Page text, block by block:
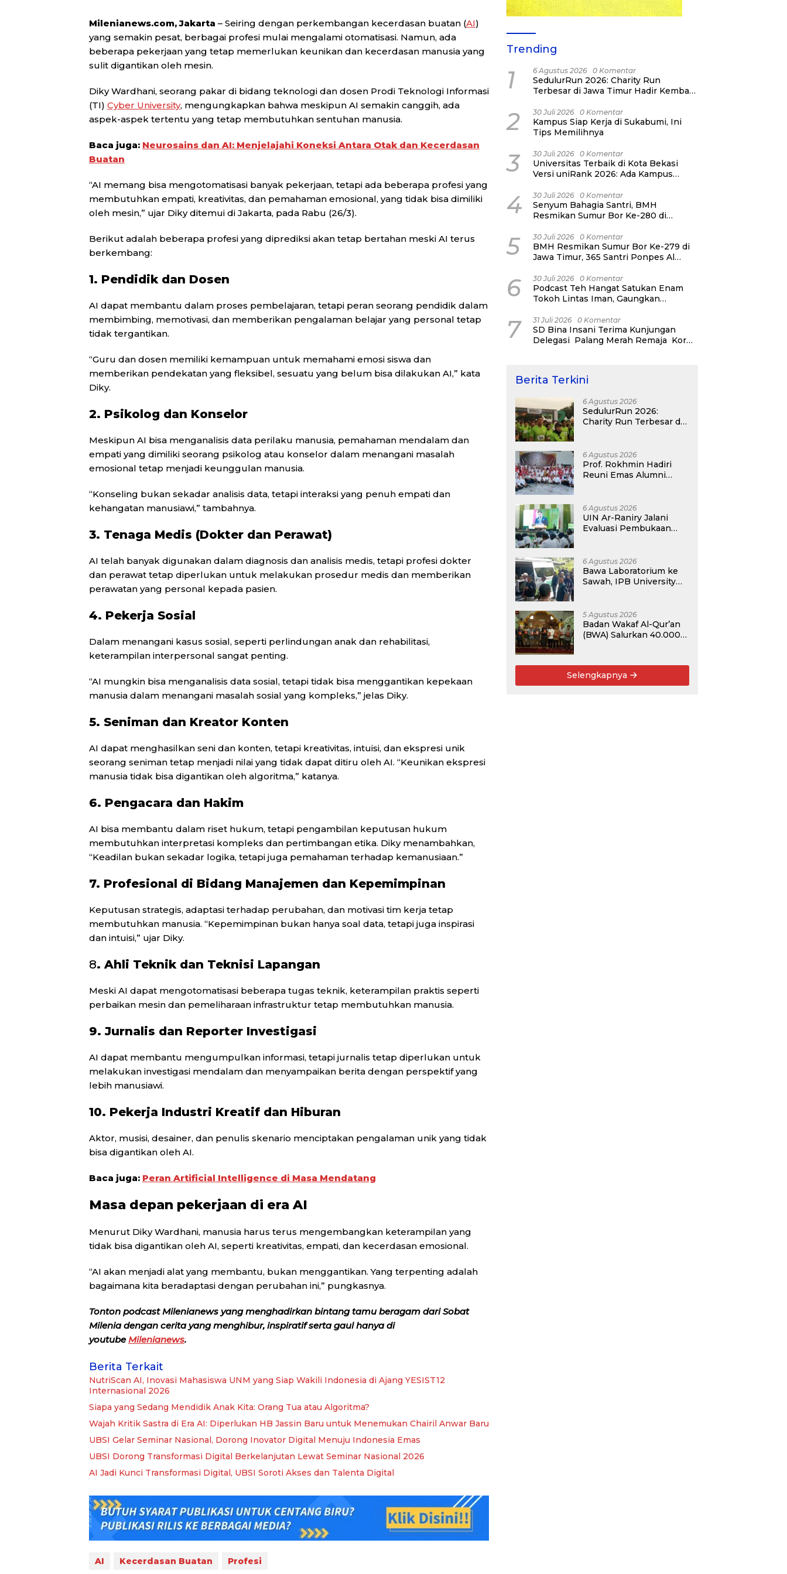
Milenianews.com, Jakarta – Seiring dengan perkembangan kecerdasan buatan (AI)
yang semakin pesat, berbagai profesi mulai mengalami otomatisasi. Namun, ada
beberapa pekerjaan yang tetap memerlukan keunikan dan kecerdasan manusia yang
sulit digantikan oleh mesin.
Diky Wardhani, seorang pakar di bidang teknologi dan dosen Prodi Teknologi Informasi
(TI) Cyber University, mengungkapkan bahwa meskipun AI semakin canggih, ada
aspek-aspek tertentu yang tetap membutuhkan sentuhan manusia.
Baca juga: Neurosains dan AI: Menjelajahi Koneksi Antara Otak dan Kecerdasan
Buatan
“AI memang bisa mengotomatisasi banyak pekerjaan, tetapi ada beberapa profesi yang
membutuhkan empati, kreativitas, dan pemahaman emosional, yang tidak bisa dimiliki
oleh mesin,” ujar Diky ditemui di Jakarta, pada Rabu (26/3).
Berikut adalah beberapa profesi yang diprediksi akan tetap bertahan meski AI terus
berkembang:
1. Pendidik dan Dosen
AI dapat membantu dalam proses pembelajaran, tetapi peran seorang pendidik dalam
membimbing, memotivasi, dan memberikan pengalaman belajar yang personal tetap
tidak tergantikan.
“Guru dan dosen memiliki kemampuan untuk memahami emosi siswa dan
memberikan pendekatan yang fleksibel, sesuatu yang belum bisa dilakukan AI,” kata
Diky.
2. Psikolog dan Konselor
Meskipun AI bisa menganalisis data perilaku manusia, pemahaman mendalam dan
empati yang dimiliki seorang psikolog atau konselor dalam menangani masalah
emosional tetap menjadi keunggulan manusia.
“Konseling bukan sekadar analisis data, tetapi interaksi yang penuh empati dan
kehangatan manusiawi,” tambahnya.
3. Tenaga Medis (Dokter dan Perawat)
AI telah banyak digunakan dalam diagnosis dan analisis medis, tetapi profesi dokter
dan perawat tetap diperlukan untuk melakukan prosedur medis dan memberikan
perawatan yang personal kepada pasien.
4. Pekerja Sosial
Dalam menangani kasus sosial, seperti perlindungan anak dan rehabilitasi,
keterampilan interpersonal sangat penting.
“AI mungkin bisa menganalisis data sosial, tetapi tidak bisa menggantikan kepekaan
manusia dalam menangani masalah sosial yang kompleks,” jelas Diky.
5. Seniman dan Kreator Konten
AI dapat menghasilkan seni dan konten, tetapi kreativitas, intuisi, dan ekspresi unik
seorang seniman tetap menjadi nilai yang tidak dapat ditiru oleh AI. “Keunikan ekspresi
manusia tidak bisa digantikan oleh algoritma,” katanya.
6. Pengacara dan Hakim
AI bisa membantu dalam riset hukum, tetapi pengambilan keputusan hukum
membutuhkan interpretasi kompleks dan pertimbangan etika. Diky menambahkan,
“Keadilan bukan sekadar logika, tetapi juga pemahaman terhadap kemanusiaan.”
7. Profesional di Bidang Manajemen dan Kepemimpinan
Keputusan strategis, adaptasi terhadap perubahan, dan motivasi tim kerja tetap
membutuhkan manusia. “Kepemimpinan bukan hanya soal data, tetapi juga inspirasi
dan intuisi,” ujar Diky.
8. Ahli Teknik dan Teknisi Lapangan
Meski AI dapat mengotomatisasi beberapa tugas teknik, keterampilan praktis seperti
perbaikan mesin dan pemeliharaan infrastruktur tetap membutuhkan manusia.
9. Jurnalis dan Reporter Investigasi
AI dapat membantu mengumpulkan informasi, tetapi jurnalis tetap diperlukan untuk
melakukan investigasi mendalam dan menyampaikan berita dengan perspektif yang
lebih manusiawi.
10. Pekerja Industri Kreatif dan Hiburan
Aktor, musisi, desainer, dan penulis skenario menciptakan pengalaman unik yang tidak
bisa digantikan oleh AI.
Baca juga: Peran Artificial Intelligence di Masa Mendatang
Masa depan pekerjaan di era AI
Menurut Diky Wardhani, manusia harus terus mengembangkan keterampilan yang
tidak bisa digantikan oleh AI, seperti kreativitas, empati, dan kecerdasan emosional.
“AI akan menjadi alat yang membantu, bukan menggantikan. Yang terpenting adalah
bagaimana kita beradaptasi dengan perubahan ini,” pungkasnya.
Tonton podcast Milenianews yang menghadirkan bintang tamu beragam dari Sobat
Milenia dengan cerita yang menghibur, inspiratif serta gaul hanya di
youtubeMilenianews.
Berita Terkait
NutriScan AI, Inovasi Mahasiswa UNM yang Siap Wakili Indonesia di Ajang YESIST12
Internasional 2026
Siapa yang Sedang Mendidik Anak Kita: Orang Tua atau Algoritma?
Wajah Kritik Sastra di Era AI: Diperlukan HB Jassin Baru untuk Menemukan Chairil Anwar Baru
UBSI Gelar Seminar Nasional, Dorong Inovator Digital Menuju Indonesia Emas
UBSI Dorong Transformasi Digital Berkelanjutan Lewat Seminar Nasional 2026
AI Jadi Kunci Transformasi Digital, UBSI Soroti Akses dan Talenta Digital
AI Kecerdasan Buatan Profesi
Trending
1 6 Agustus 2026 0 Komentar
SedulurRun 2026: Charity Run
Terbesar di Jawa Timur Hadir Kembali,
Dukung Pendidikan Santri dan Guru
Honorer
2 30 Juli 2026 0 Komentar
Kampus Siap Kerja di Sukabumi, Ini
Tips Memilihnya
3 30 Juli 2026 0 Komentar
Universitas Terbaik di Kota Bekasi
Versi uniRank 2026: Ada Kampus
4 30 Juli 2026 0 Komentar
Senyum Bahagia Santri, BMH
Resmikan Sumur Bor Ke-280 di
5 30 Juli 2026 0 Komentar
BMH Resmikan Sumur Bor Ke-279 di
Jawa Timur, 365 Santri Ponpes Al
6 30 Juli 2026 0 Komentar
Podcast Teh Hangat Satukan Enam
Tokoh Lintas Iman, Gaungkan
7 31 Juli 2026 0 Komentar
SD Bina Insani Terima Kunjungan
Delegasi Palang Merah Remaja Korea
Berita Terkini
6 Agustus 2026
SedulurRun 2026:
Charity Run Terbesar di
3.000 Peserta untuk
Dukung Pendidikan
Santri dan Guru Honorer
6 Agustus 2026
Prof. Rokhmin Hadiri
Reuni Emas Alumni
Lalu Kita Pernah
Bersama
6 Agustus 2026
UIN Ar-Raniry Jalani
Evaluasi Pembukaan
Mahasiswa Baru Tahun
Ini
6 Agustus 2026
Bawa Laboratorium ke
Sawah, IPB University
5 Agustus 2026
Badan Wakaf Al-Qur’an
(BWA) Salurkan 40.000
Masyarakat di
Kalimantan Barat
Selengkapnya